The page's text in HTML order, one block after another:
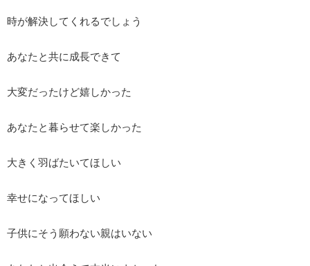
時が解決してくれるでしょう
あなたと共に成長できて
大変だったけど嬉しかった
あなたと暮らせて楽しかった
大きく羽ばたいてほしい
幸せになってほしい
子供にそう願わない親はいない